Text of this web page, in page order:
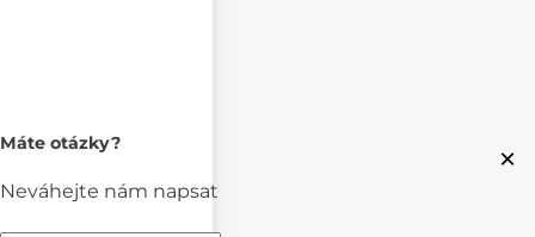
×
Máte otázky?
Neváhejte nám napsat